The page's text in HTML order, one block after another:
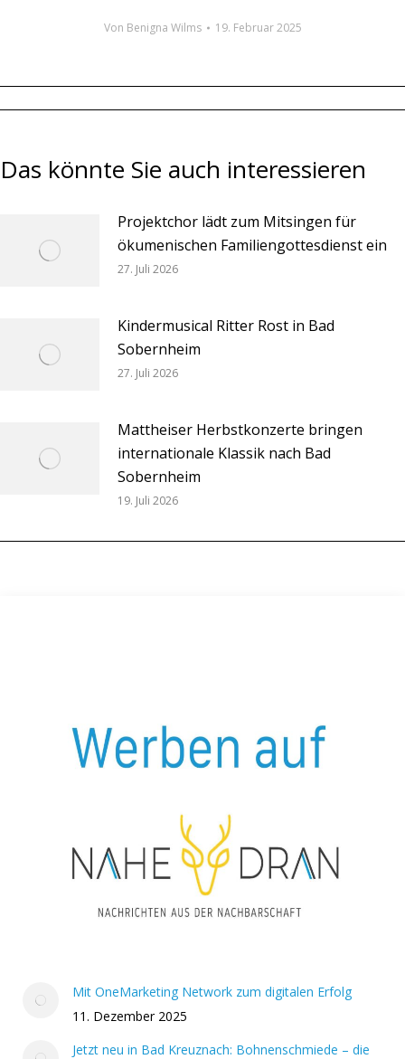
Von Benigna Wilms 19. Februar 2025
Das könnte Sie auch interessieren
Projektchor lädt zum Mitsingen für
ökumenischen Familiengottesdienst ein
27. Juli 2026
Kindermusical Ritter Rost in Bad
Sobernheim
27. Juli 2026
Mattheiser Herbstkonzerte bringen
internationale Klassik nach Bad
Sobernheim
19. Juli 2026
Mit OneMarketing Network zum digitalen Erfolg
11. Dezember 2025
Jetzt neu in Bad Kreuznach: Bohnenschmiede – die